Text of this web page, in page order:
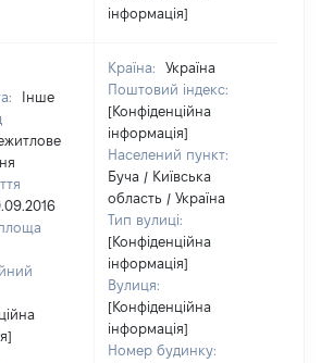
інформація]
Інше
Країна:
Україна
Поштовий індекс:
[Конфіденційна
інформація]
Населений пункт:
Буча / Київська
область / Україна
Тип вулиці:
[Конфіденційна
інформація]
Вулиця:
[Конфіденційна
інформація]
Номер будинку: